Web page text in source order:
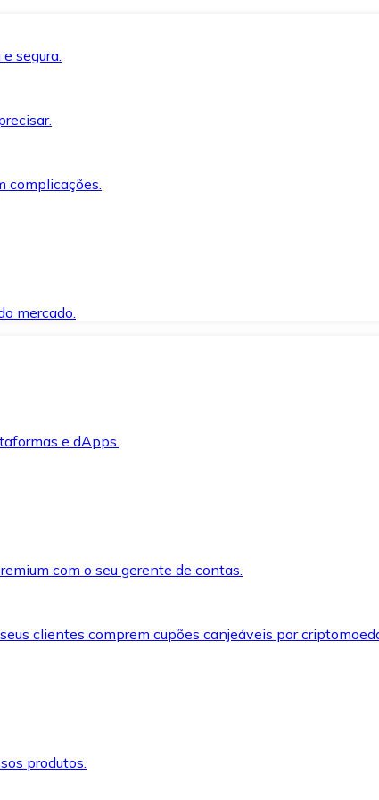
segura.
complicações.
mercado.
e dApps.
com o seu gerente de contas.
clientes comprem cupões canjeáveis por
produtos.